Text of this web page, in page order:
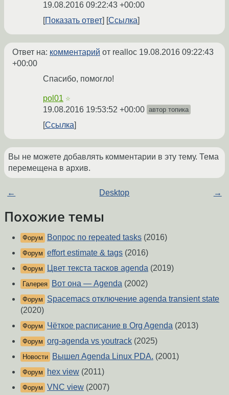
19.08.2016 09:22:43 +00:00
Показать ответ
Ссылка
Ответ на: комментарий от realloc 19.08.2016 09:22:43
+00:00
Спасибо, помогло!
pol01 ☆
19.08.2016 19:53:52 +00:00 автор топика
Ссылка
Вы не можете добавлять комментарии в эту тему. Тема
перемещена в архив.
← Desktop →
Похожие темы
Форум Вопрос по repeated tasks (2016)
Форум effort estimate & tags (2016)
Форум Цвет текста тасков agenda (2019)
Галерея Вот она — Agenda (2002)
Форум
Spacemacs отключение agenda transient state
(2020)
Форум Чёткое расписание в Org Agenda (2013)
Форум org-agenda vs youtrack (2025)
Новости Вышел Agenda Linux PDA. (2001)
Форум hex view (2011)
Форум VNC view (2007)